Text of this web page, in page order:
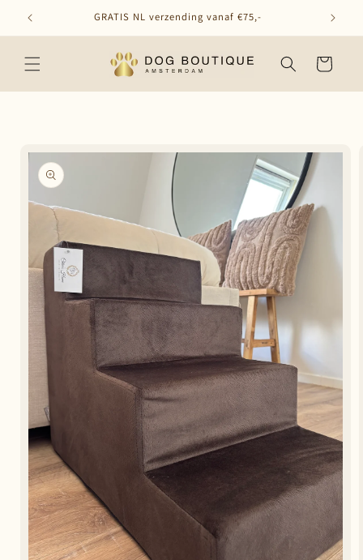
naar de
GRATIS NL verzending vanaf €75,-
Winkelwagen
direct naar